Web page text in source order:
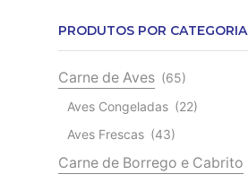
PRODUTOS POR CATEGORIA
Carne de Aves (65)
Aves Congeladas (22)
Aves Frescas (43)
Carne de Borrego e Cabrito